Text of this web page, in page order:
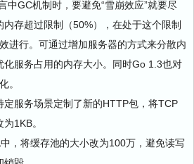
中GC机制时，要避免“雪崩效应”就要尽
内存超过限制（50%），在处于这个限制
进行。可通过增加服务器的方式来分散内
化服务占用的内存大小。同时Go 1.3也对
。
定服务场景定制了新的HTTP包，将TCP
1KB。
，将缓存池的大小改为100万，避免读写